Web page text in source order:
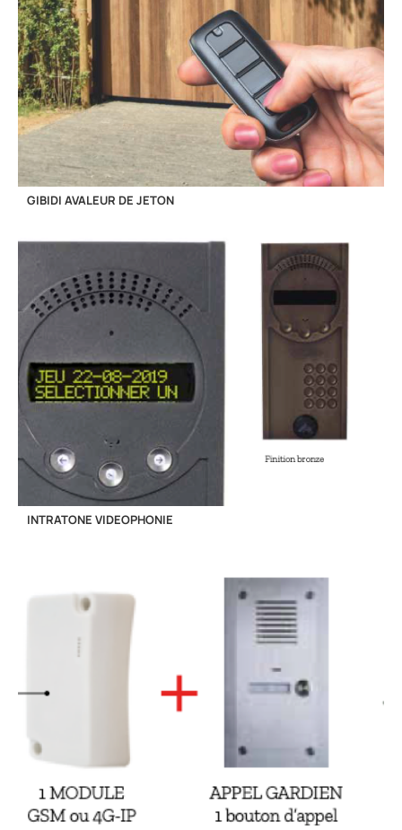
GIBIDI AVALEUR DE JETON
INTRATONE VIDEOPHONIE